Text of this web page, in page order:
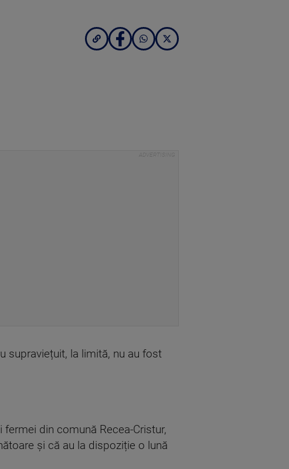
supraviețuit, la limită, nu au fost
din comună Recea-Cristur,
și că au la dispoziție o lună